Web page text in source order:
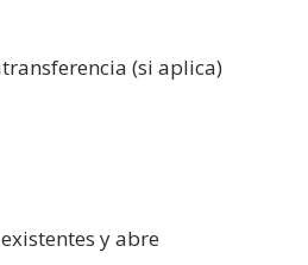
(si aplica)
y abre